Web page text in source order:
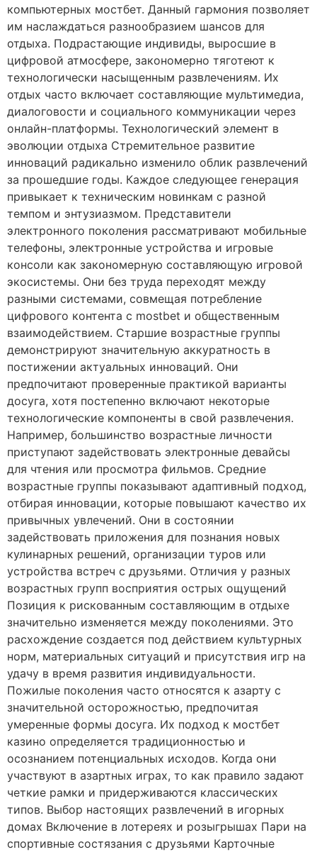
компьютерных мостбет. Данный гармония позволяет
им наслаждаться разнообразием шансов для
отдыха. Подрастающие индивиды, выросшие в
цифровой атмосфере, закономерно тяготеют к
технологически насыщенным развлечениям. Их
отдых часто включает составляющие мультимедиа,
диалоговости и социального коммуникации через
онлайн-платформы. Технологический элемент в
эволюции отдыха Стремительное развитие
инноваций радикально изменило облик развлечений
за прошедшие годы. Каждое следующее генерация
привыкает к техническим новинкам с разной
темпом и энтузиазмом. Представители
электронного поколения рассматривают мобильные
телефоны, электронные устройства и игровые
консоли как закономерную составляющую игровой
экосистемы. Они без труда переходят между
разными системами, совмещая потребление
цифрового контента с mostbet и общественным
взаимодействием. Старшие возрастные группы
демонстрируют значительную аккуратность в
постижении актуальных инноваций. Они
предпочитают проверенные практикой варианты
досуга, хотя постепенно включают некоторые
технологические компоненты в свой развлечения.
Например, большинство возрастные личности
приступают задействовать электронные девайсы
для чтения или просмотра фильмов. Средние
возрастные группы показывают адаптивный подход,
отбирая инновации, которые повышают качество их
привычных увлечений. Они в состоянии
задействовать приложения для познания новых
кулинарных решений, организации туров или
устройства встреч с друзьями. Отличия у разных
возрастных групп восприятия острых ощущений
Позиция к рискованным составляющим в отдыхе
значительно изменяется между поколениями. Это
расхождение создается под действием культурных
норм, материальных ситуаций и присутствия игр на
удачу в время развития индивидуальности.
Пожилые поколения часто относятся к азарту с
значительной осторожностью, предпочитая
умеренные формы досуга. Их подход к мостбет
казино определяется традиционностью и
осознанием потенциальных исходов. Когда они
участвуют в азартных играх, то как правило задают
четкие рамки и придерживаются классических
типов. Выбор настоящих развлечений в игорных
домах Включение в лотереях и розыгрышах Пари на
спортивные состязания с друзьями Карточные